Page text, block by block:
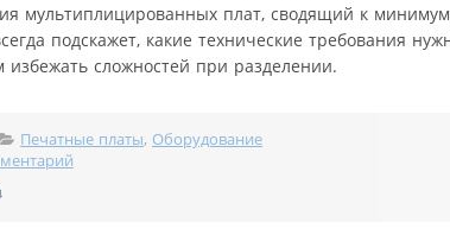
мультиплицированных плат, сводящий к
подскажет, какие технические требования
сложностей при разделении.
Печатные платы, Оборудование